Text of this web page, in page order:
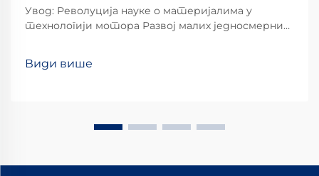
Увод: Револуција науке о материјалима у
технологији мотора Развој малих једносмерних
материјалима и који обећавају да ће поново
Види више